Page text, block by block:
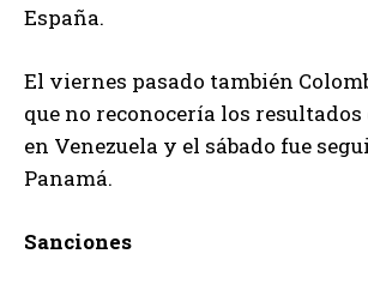
España.
El viernes pasado también
que no reconocería los resultados
en Venezuela y el sábado fue
Panamá.
Sanciones